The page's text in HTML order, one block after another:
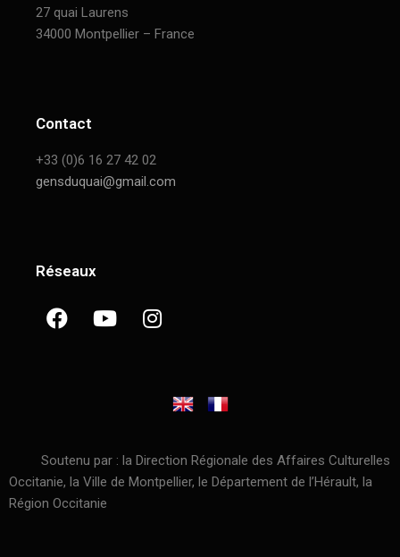
27 quai Laurens
34000 Montpellier – France
Contact
+33 (0)6 16 27 42 02
gensduquai@gmail.com
Réseaux
Soutenu par : la Direction Régionale des Affaires Culturelles
Occitanie, la Ville de Montpellier, le Département de l’Hérault, la
Région Occitanie